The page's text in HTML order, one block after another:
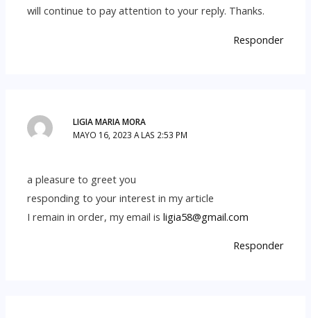
will continue to pay attention to your reply. Thanks.
Responder
LIGIA MARIA MORA
MAYO 16, 2023 A LAS 2:53 PM
a pleasure to greet you
responding to your interest in my article
I remain in order, my email isligia58@gmail.com
Responder